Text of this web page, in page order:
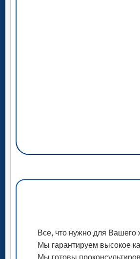
Все, что нужно для Вашего
Мы гарантируем высокое